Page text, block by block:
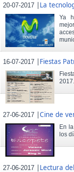
20-07-2017 |La
Ya
16-07-2017 |Fiestas
27-06-2017 |Cine de
En
los
27-06-2017 |Lectura